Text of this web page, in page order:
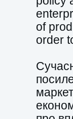
of
order